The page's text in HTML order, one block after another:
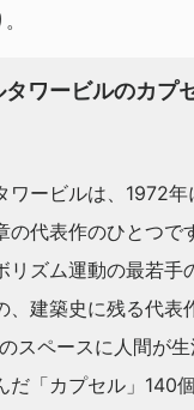
ワービルのカプ
ワービルは、1972
の代表作のひとつで
リズム運動の最若手
建築史に残る代表
スペースに人間が
だ「カプセル」140